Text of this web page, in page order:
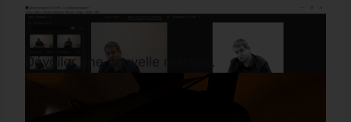
Dévoiler une nouvelle marque.